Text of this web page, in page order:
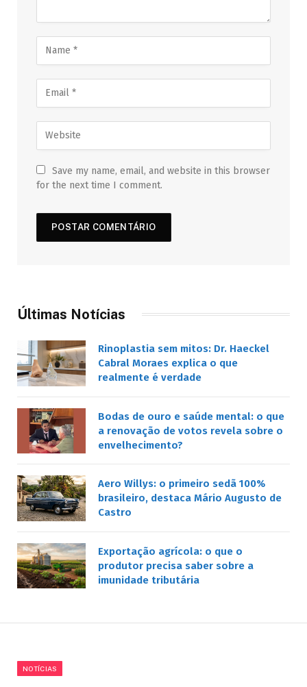
Save my name, email, and website in this browser
for the next time I comment.
Últimas Notícias
Rinoplastia sem mitos: Dr. Haeckel
Cabral Moraes explica o que
realmente é verdade
Bodas de ouro e saúde mental: o que
a renovação de votos revela sobre o
envelhecimento?
Aero Willys: o primeiro sedã 100%
brasileiro, destaca Mário Augusto de
Castro
Exportação agrícola: o que o
produtor precisa saber sobre a
imunidade tributária
NOTÍCIAS